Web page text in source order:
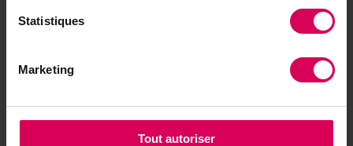
Statistiques
Marketing
Tout autoriser